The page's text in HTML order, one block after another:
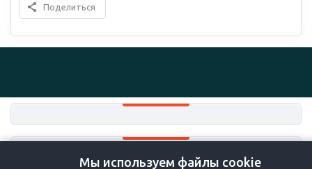
Поделиться
Мы используем файлы cookie